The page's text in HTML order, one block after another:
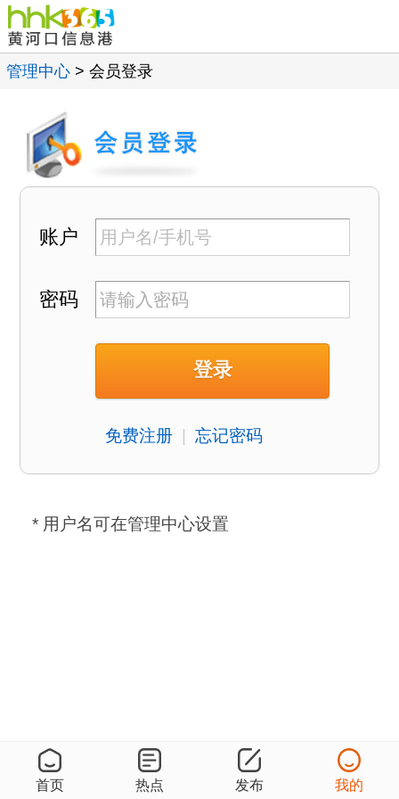
管理中心 > 会员登录
首页 热点 发布 我的
账户
密码
登录
免费注册| 忘记密码
* 用户名可在管理中心设置